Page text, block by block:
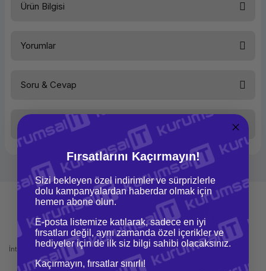
Ürün Bilgisi
Yorumlar
Yorum Yaz
Soru & Cevap
Ürün hakkında henüz soru sorulmamış.
Taksit Seçenekleri
Mağazadan Teslimat
İnternetten sipariş et ve mağazadan
teslim al
İade ve Değişim
Kolay iade ve değişim imkanı
Fırsatlarını Kaçırmayın!
Sizi bekleyen özel indirimler ve sürprizlerle
dolu kampanyalardan haberdar olmak için
hemen abone olun.
E-posta listemize katılarak, sadece en iyi
fırsatları değil, aynı zamanda özel içerikler ve
hediyeler için de ilk siz bilgi sahibi olacaksınız.
Kaçırmayın, fırsatlar sınırlı!